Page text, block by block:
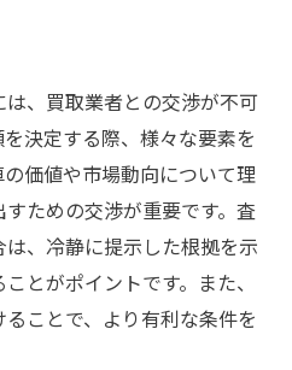
の流れを解説
用意する
ポイント
活用方法
の秘訣
の重要性
較：ハッピーカーズの優
、買取業者との交渉が不可
決定する際、様々な要素を
価値や市場動向について理
ための交渉が重要です。査
、冷静に提示した根拠を示
とがポイントです。また、
ことで、より有利な条件を